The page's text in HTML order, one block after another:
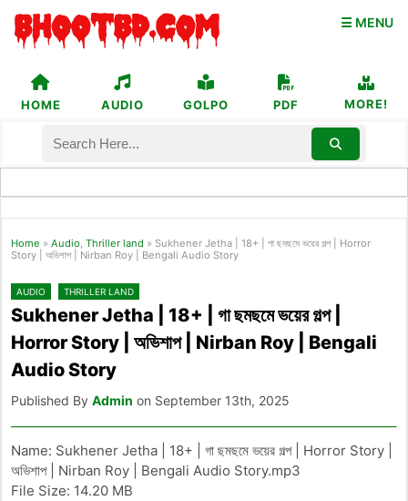
☰ MENU
HOME AUDIO GOLPO PDF MORE!
Home » Audio, Thriller land » Sukhener Jetha | 18+ | গা ছমছমে ভয়ের গল্প | Horror
Story | অভিশাপ | Nirban Roy | Bengali Audio Story
AUDIO THRILLER LAND
Sukhener Jetha | 18+ | গা ছমছমে ভয়ের গল্প |
Horror Story | অভিশাপ | Nirban Roy | Bengali
Audio Story
Published By Admin on September 13th, 2025
Name: Sukhener Jetha | 18+ | গা ছমছমে ভয়ের গল্প | Horror Story |
অভিশাপ | Nirban Roy | Bengali Audio Story.mp3
File Size: 14.20 MB